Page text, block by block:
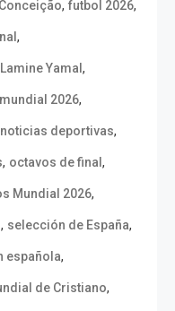
, futbol 2026,
,
Lamine Yamal ,
mundial 2026,
noticias deportivas,
, octavos de final ,
Mundial 2026,
, selección de España,
española,
de Cristiano,